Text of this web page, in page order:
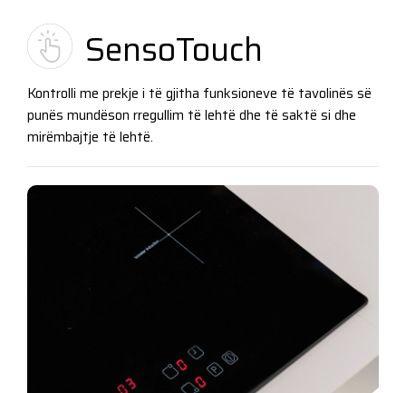
SensoTouch
Kontrolli me prekje i të gjitha funksioneve të tavolinës së
punës mundëson rregullim të lehtë dhe të saktë si dhe
mirëmbajtje të lehtë.